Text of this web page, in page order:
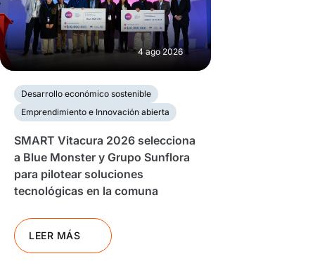
4 ago 2026
Desarrollo económico sostenible
Emprendimiento e Innovación abierta
SMART Vitacura 2026 selecciona
a Blue Monster y Grupo Sunflora
para pilotear soluciones
tecnológicas en la comuna
LEER MÁS